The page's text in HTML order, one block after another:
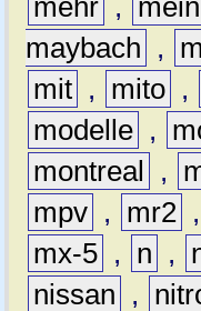
mehr , mein
maybach
,
mit , mito ,
modelle ,
montreal
,
mpv , mr2 ,
mx-5 , n ,
nissan
,